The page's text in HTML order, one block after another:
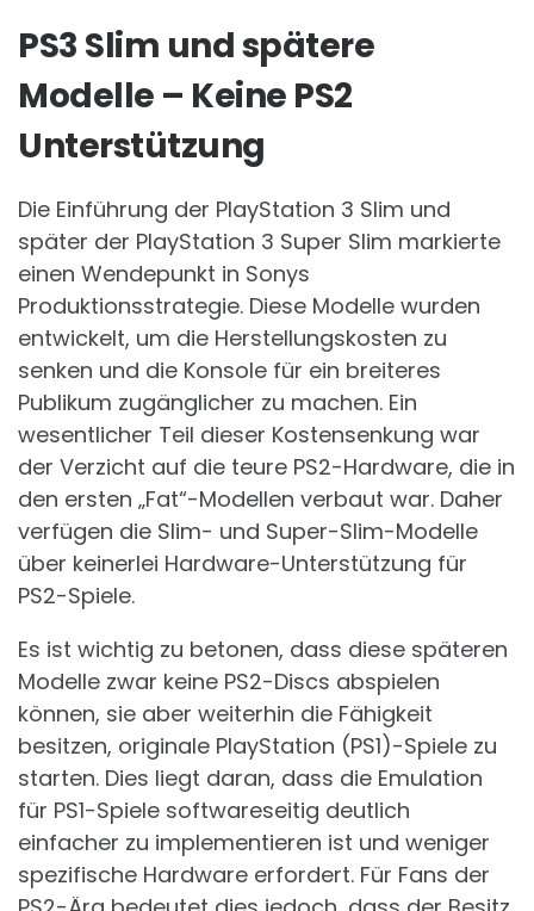
PS3 Slim und spätere
Modelle – Keine PS2
Unterstützung
Die Einführung der PlayStation 3 Slim und
später der PlayStation 3 Super Slim markierte
einen Wendepunkt in Sonys
Produktionsstrategie. Diese Modelle wurden
entwickelt, um die Herstellungskosten zu
senken und die Konsole für ein breiteres
Publikum zugänglicher zu machen. Ein
wesentlicher Teil dieser Kostensenkung war
der Verzicht auf die teure PS2-Hardware, die in
den ersten „Fat“-Modellen verbaut war. Daher
verfügen die Slim- und Super-Slim-Modelle
über keinerlei Hardware-Unterstützung für
PS2-Spiele.
Es ist wichtig zu betonen, dass diese späteren
Modelle zwar keine PS2-Discs abspielen
können, sie aber weiterhin die Fähigkeit
besitzen, originale PlayStation (PS1)-Spiele zu
starten. Dies liegt daran, dass die Emulation
für PS1-Spiele softwareseitig deutlich
einfacher zu implementieren ist und weniger
spezifische Hardware erfordert. Für Fans der